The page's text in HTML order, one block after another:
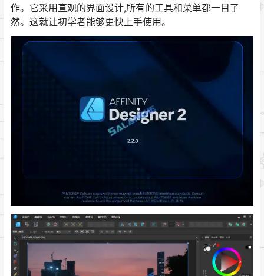
作。它采用直观的界面设计,所有的工具和菜单都一目了
然。这就让初学者能够更快上手使用。